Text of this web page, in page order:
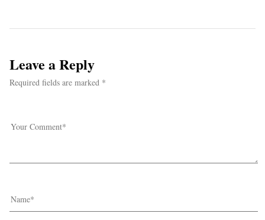
Leave a Reply
Required fields are marked *